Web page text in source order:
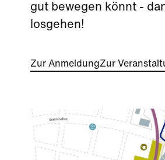
gut bewegen könnt -
losgehen!
Zur AnmeldungZur